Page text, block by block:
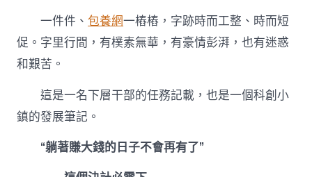
一件件、包養網一樁樁，字跡時而工整、時而短
促。字里行間，有樸素無華，有豪情彭湃，也有迷惑
和艱苦。
這是一名下層干部的任務記載，也是一個科創小
鎮的發展筆記。
“躺著賺大錢的日子不會再有了”